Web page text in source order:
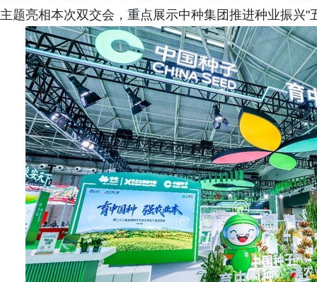
主题亮相本次双交会，重点展示中种集团推进种业振兴